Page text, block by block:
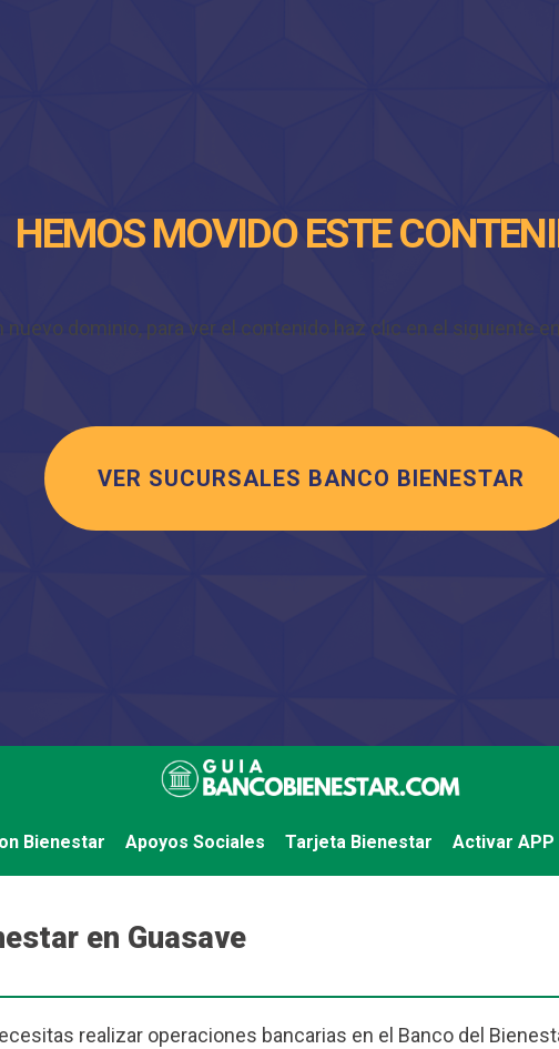
HEMOS MOVIDO ESTE
dominio, para ver el contenido haz clic en el siguiente
VER SUCURSALES BANCO BIENESTAR
Bienestar Apoyos Sociales Tarjeta Bienestar Activar APP
en Guasave
realizar operaciones bancarias en el Banco del